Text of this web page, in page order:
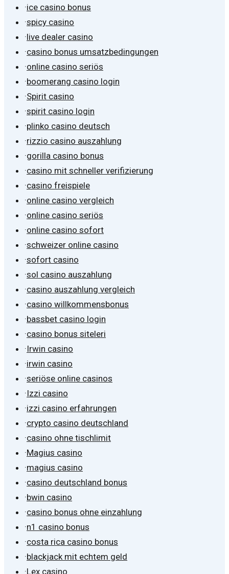
·ice casino bonus
·spicy casino
·live dealer casino
·casino bonus umsatzbedingungen
·online casino seriös
·boomerang casino login
·Spirit casino
·spirit casino login
·plinko casino deutsch
·rizzio casino auszahlung
·gorilla casino bonus
·casino mit schneller verifizierung
·casino freispiele
·online casino vergleich
·online casino seriös
·online casino sofort
·schweizer online casino
·sofort casino
·sol casino auszahlung
·casino auszahlung vergleich
·casino willkommensbonus
·bassbet casino login
·casino bonus siteleri
·Irwin casino
·irwin casino
·seriöse online casinos
·Izzi casino
·izzi casino erfahrungen
·crypto casino deutschland
·casino ohne tischlimit
·Magius casino
·magius casino
·casino deutschland bonus
·bwin casino
·casino bonus ohne einzahlung
·n1 casino bonus
·costa rica casino bonus
·blackjack mit echtem geld
·Lex casino